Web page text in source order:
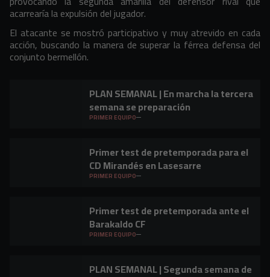
acarrearía la expulsión del jugador.
El atacante se mostró participativo y muy atrevido en cada
acción, buscando la manera de superar la férrea defensa del
conjunto bermellón.
PLAN SEMANAL | En marcha la tercera
semana se preparación
PRIMER EQUIPO
Primer test de pretemporada para el
CD Mirandés en Lasesarre
PRIMER EQUIPO
Primer test de pretemporada ante el
Barakaldo CF
PRIMER EQUIPO
PLAN SEMANAL | Segunda semana de